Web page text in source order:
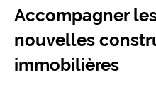
Accompagner
nouvelles
immobilières